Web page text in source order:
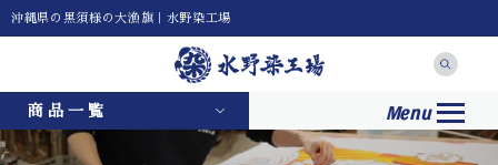
沖縄県の黒須様の大漁旗｜水野染工場
商品一覧 Menu